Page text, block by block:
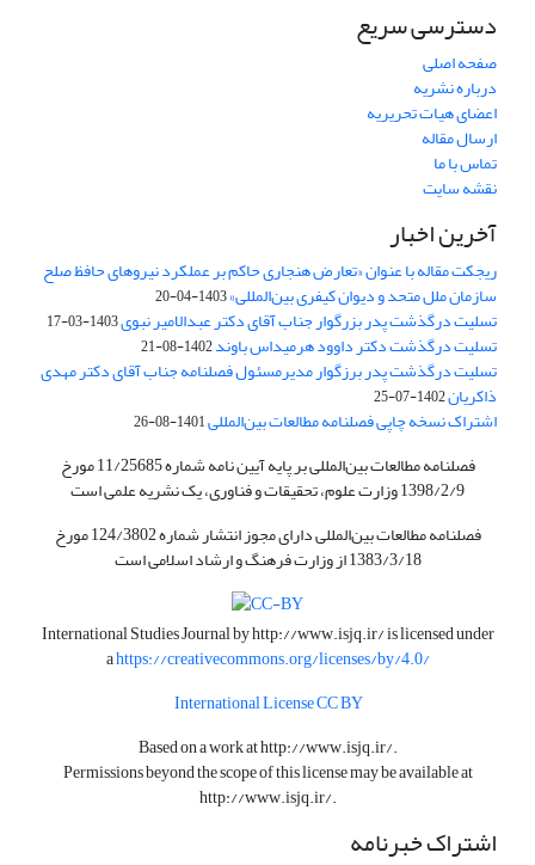
دسترسی سریع
صفحه اصلی
درباره نشریه
اعضای هیات تحریریه
ارسال مقاله
تماس با ما
نقشه سایت
آخرین اخبار
ریجکت مقاله با عنوان «تعارض هنجاری حاکم بر عملکرد نیروهای حافظ صلح
سازمان ملل متحد و دیوان کیفری بین‌المللی»1403-04-20
تسلیت درگذشت پدر بزرگوار جناب آقای دکتر عبدالامیر نبوی1403-03-17
تسلیت درگذشت دکتر داوود هرمیداس باوند1402-08-21
تسلیت درگذشت پدر برزگوار مدیرمسئول فصلنامه جناب آقای دکتر مهدی
ذاکریان1402-07-25
اشتراک نسخه چاپی فصلنامه مطالعات بین‌المللی1401-08-26
فصلنامه مطالعات بین‌المللی بر پایه آیین نامه شماره 11/25685 مورخ
1398/2/9 وزارت علوم، تحقیقات و فناوری، یک نشریه علمی است
فصلنامه مطالعات بین‌المللی دارای مجوز انتشار شماره 124/3802 مورخ
1383/3/18 از وزارت فرهنگ و ارشاد اسلامی است
International Studies Journal byhttp://www.isjq.ir/is licensed under
ahttps://creativecommons.org/licenses/by/4.0/
International License CC BY
Based on a work athttp://www.isjq.ir/.
Permissions beyond the scope of this license may be available at
http://www.isjq.ir/.
اشتراک خبرنامه